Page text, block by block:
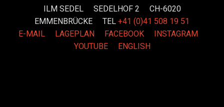
ILM SEDEL SEDELHOF 2 CH-6020
EMMENBRÜCKE TEL+41 (0)41 508 19 51
E-MAIL
LAGEPLAN FACEBOOK
INSTAGRAM
YOUTUBE
ENGLISH